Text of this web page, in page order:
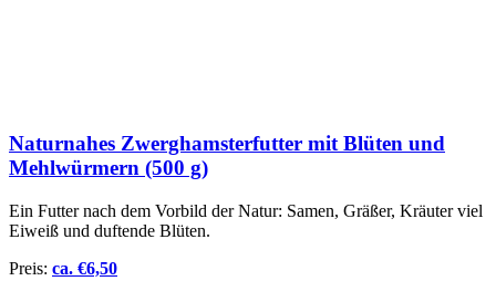
Naturnahes Zwerghamsterfutter mit Blüten und
Mehlwürmern (500 g)
Ein Futter nach dem Vorbild der Natur: Samen, Gräßer, Kräuter viel
Eiweiß und duftende Blüten.
Preis: ca. €6,50